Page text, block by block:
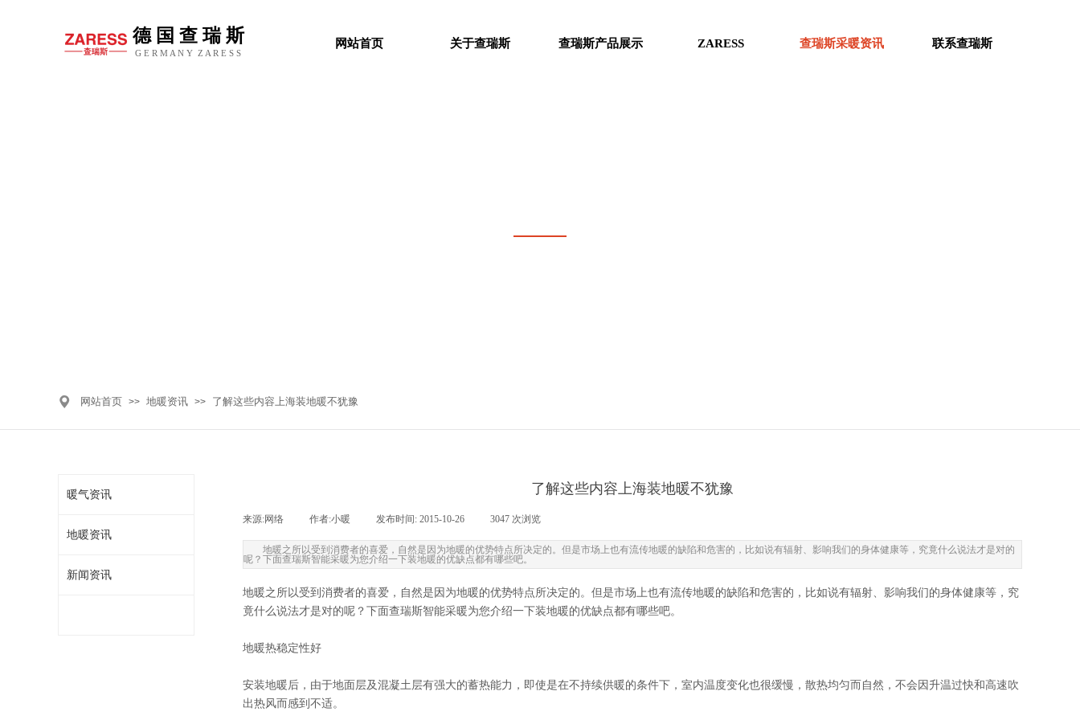
网站首页 关于查瑞斯 查瑞斯产品展示 ZARESS 查瑞斯采暖资讯 联系查瑞斯
德 国 查 瑞 斯
G E R M A N Y Z A R E S S
网站首页 >> 地暖资讯 >> 了解这些内容上海装地暖不犹豫
了解这些内容上海装地暖不犹豫
来源:网络 作者:小暖 发布时间: 2015-10-26 3047 次浏览
地暖之所以受到消费者的喜爱，自然是因为地暖的优势特点所决定的。但是市场上也有流传地暖的缺陷和危害的，比如说有辐射、影响我们的身体健康等，究竟什么说法才是对的
呢？下面查瑞斯智能采暖为您介绍一下装地暖的优缺点都有哪些吧。
地暖之所以受到消费者的喜爱，自然是因为地暖的优势特点所决定的。但是市场上也有流传地暖的缺陷和危害的，比如说有辐射、影响我们的身体健康等，究
竟什么说法才是对的呢？下面查瑞斯智能采暖为您介绍一下装地暖的优缺点都有哪些吧。
地暖热稳定性好
安装地暖后，由于地面层及混凝土层有强大的蓄热能力，即使是在不持续供暖的条件下，室内温度变化也很缓慢，散热均匀而自然，不会因升温过快和高速吹
出热风而感到不适。
暖气资讯
地暖资讯
新闻资讯